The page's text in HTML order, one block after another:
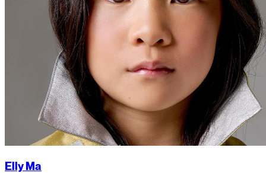
Elly Ma